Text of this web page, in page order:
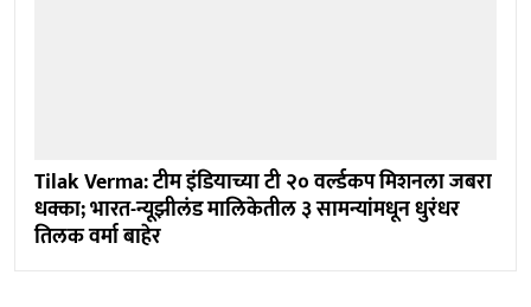
Tilak Verma: टीम इंडियाच्या टी २० वर्ल्डकप मिशनला जबरा
धक्का; भारत-न्यूझीलंड मालिकेतील ३ सामन्यांमधून धुरंधर
तिलक वर्मा बाहेर